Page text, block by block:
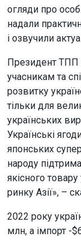
огляди про
надали
і озвучили
Президент ТПП
учасникам та
розвитку
тільки для
українських
Українські
японських
народу
якісного
ринку Азії», –
2022 року
млн, а імпорт -